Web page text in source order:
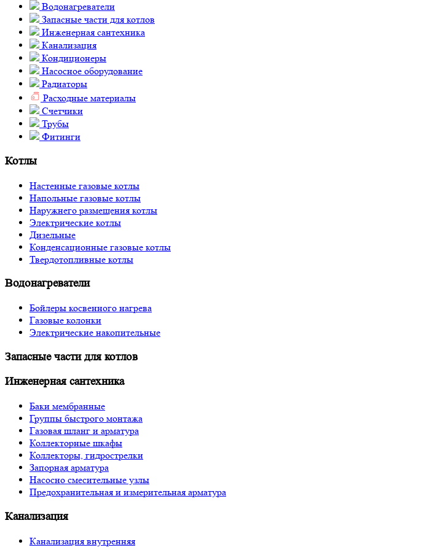
Водонагреватели
Запасные части для котлов
Инженерная сантехника
Канализация
Кондиционеры
Насосное оборудование
Радиаторы
Расходные материалы
Счетчики
Трубы
Фитинги
Котлы
Настенные газовые котлы
Напольные газовые котлы
Наружнего размещения котлы
Электрические котлы
Дизельные
Конденсационные газовые котлы
Твердотопливные котлы
Водонагреватели
Бойлеры косвенного нагрева
Газовые колонки
Электрические накопительные
Запасные части для котлов
Инженерная сантехника
Баки мембранные
Группы быстрого монтажа
Газовая шланг и арматура
Коллекторные шкафы
Коллекторы, гидрострелки
Запорная арматура
Насосно смесительные узлы
Предохранительная и измерительная арматура
Канализация
Канализация внутренняя